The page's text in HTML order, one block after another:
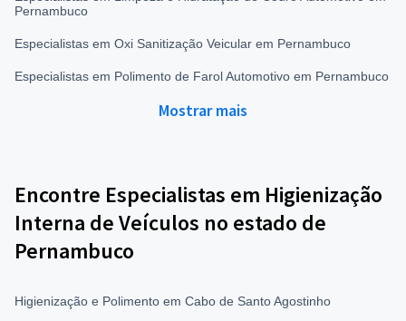
Pernambuco
Especialistas em Oxi Sanitização Veicular em Pernambuco
Especialistas em Polimento de Farol Automotivo em Pernambuco
Mostrar mais
Encontre Especialistas em Higienização
Interna de Veículos no estado de
Pernambuco
Higienização e Polimento em Cabo de Santo Agostinho